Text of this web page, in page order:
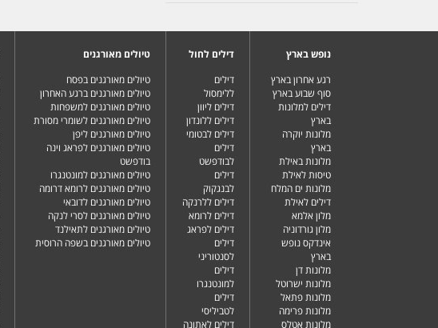
נופש בארץ
רגע אחרון בארץ
סוף שבוע בארץ
דילים למלונות
בארץ
מלונות יוקרה
בארץ
מלונות באילת
טיסות לאילת
מלונות ים המלח
דילים לאילת
מלון אלמא
מלון גורדוניה
אינדקס נופש
בארץ
מלונות דן
מלונות ישרוטל
מלונות פתאל
מלונות פרימה
מלונות אטלס
דילים לחול
דילים
ללימסול
דילים ליוון
דילים ללונדון
דילים לבטומי
דילים
לבודפשט
דילים
לבנגקוק
דילים ללרנקה
דילים לרומא
דילים לפראג
דילים
לסנטוריני
דילים
למונטנגרו
דילים
לטביליסי
דילים לאתונה
טיולים מאורגנים
טיולים מאורגנים בפסח
טיולים מאורגנים ברגע האחרון
טיולים מאורגנים למשפחות
טיולים מאורגנים לשומרי מסורת
טיולים מאורגנים ליפן
טיולים מאורגנים לפראג וינה
בודפשט
טיולים מאורגנים למונטנגרו
טיולים מאורגנים לרומא דרומה
טיולים מאורגנים לדובאי
טיולים מאורגנים לסרי לנקה
טיולים מאורגנים לתאילנד
טיולים מאורגנים בשפה הרוסית